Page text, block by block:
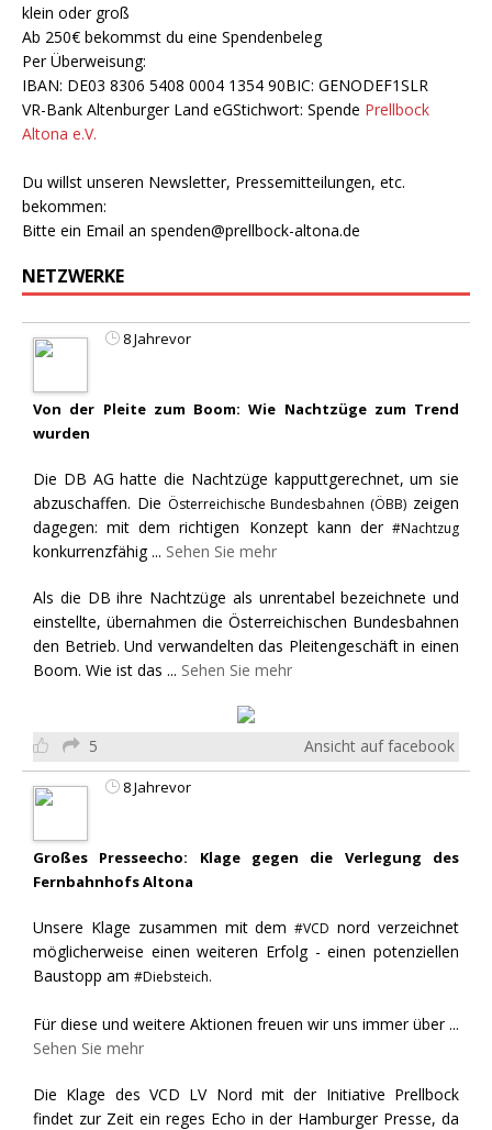
klein oder groß
Ab 250€ bekommst du eine Spendenbeleg
Per Überweisung:
IBAN: DE03 8306 5408 0004 1354 90BIC: GENODEF1SLR
VR-Bank Altenburger Land eGStichwort: Spende Prellbock
Altona e.V.
Du willst unseren Newsletter, Pressemitteilungen, etc.
bekommen:
Bitte ein Email an spenden@prellbock-altona.de
NETZWERKE
8 Jahrevor
Von der Pleite zum Boom: Wie Nachtzüge zum Trend
wurden
Die DB AG hatte die Nachtzüge kapputtgerechnet, um sie
abzuschaffen. Die Österreichische Bundesbahnen (ÖBB) zeigen
dagegen: mit dem richtigen Konzept kann der #Nachtzug
konkurrenzfähig ... Sehen Sie mehr
Als die DB ihre Nachtzüge als unrentabel bezeichnete und
einstellte, übernahmen die Österreichischen Bundesbahnen
den Betrieb. Und verwandelten das Pleitengeschäft in einen
Boom. Wie ist das ... Sehen Sie mehr
5 Ansicht auf facebook
8 Jahrevor
Großes Presseecho: Klage gegen die Verlegung des
Fernbahnhofs Altona
Unsere Klage zusammen mit dem#VCD nord verzeichnet
möglicherweise einen weiteren Erfolg - einen potenziellen
Baustopp am #Diebsteich.
Für diese und weitere Aktionen freuen wir uns immer über ...
Sehen Sie mehr
Die Klage des VCD LV Nord mit der Initiative Prellbock
findet zur Zeit ein reges Echo in der Hamburger Presse, da